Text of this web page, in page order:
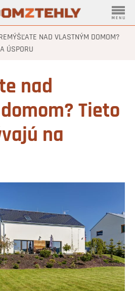
NAD VLASTNÝM DOMOM?
ÚSPORU
nad
Tieto
na